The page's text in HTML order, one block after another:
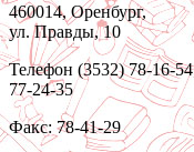
460014, Оренбург,
ул. Правды, 10
Телефон (3532) 78-16-
77-24-35
Факс: 78-41-29